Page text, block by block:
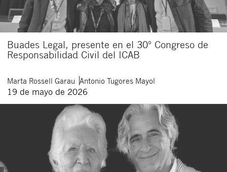
Buades Legal, presente en el 30º Congreso de
Responsabilidad Civil del ICAB
Marta Rossell Garau Antonio Tugores Mayol
19 de mayo de 2026